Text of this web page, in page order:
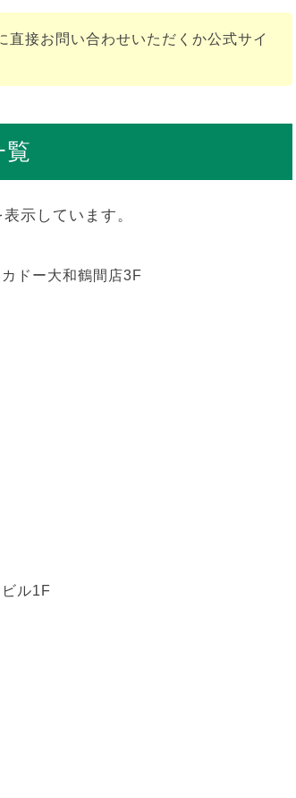
接お問い合わせいただくか公式サイ
覧
示しています。
ドー大和鶴間店3F
ル1F